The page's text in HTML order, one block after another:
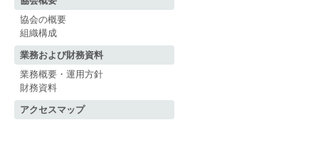
協会の概要
組織構成
業務および財務資料
業務概要・運用方針
財務資料
アクセスマップ